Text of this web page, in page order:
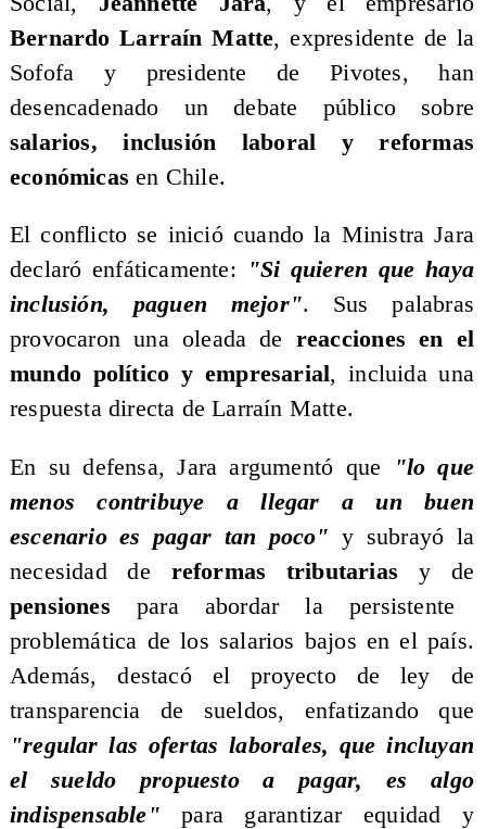
Bernardo Larraín Matte, expresidente de la
Sofofa y presidente de Pivotes, han
desencadenado un debate público sobre
salarios, inclusión laboral y reformas
económicas en Chile.
​El conflicto se inició cuando la Ministra Jara
declaró enfáticamente:
"Si quieren que haya
inclusión, paguen mejor". Sus palabras
provocaron una oleada de reacciones en el
mundo político y empresarial, incluida una
respuesta directa de Larraín Matte.
​En su defensa, Jara argumentó que
"lo que
menos contribuye a llegar a un buen
escenario es pagar tan poco" y subrayó la
necesidad de reformas tributarias y de
pensiones para abordar la persistente
problemática de los salarios bajos en el país.
Además, destacó el proyecto de ley de
transparencia de sueldos, enfatizando que
"regular las ofertas laborales, que incluyan
el sueldo propuesto a pagar, es algo
indispensable" para garantizar equidad y